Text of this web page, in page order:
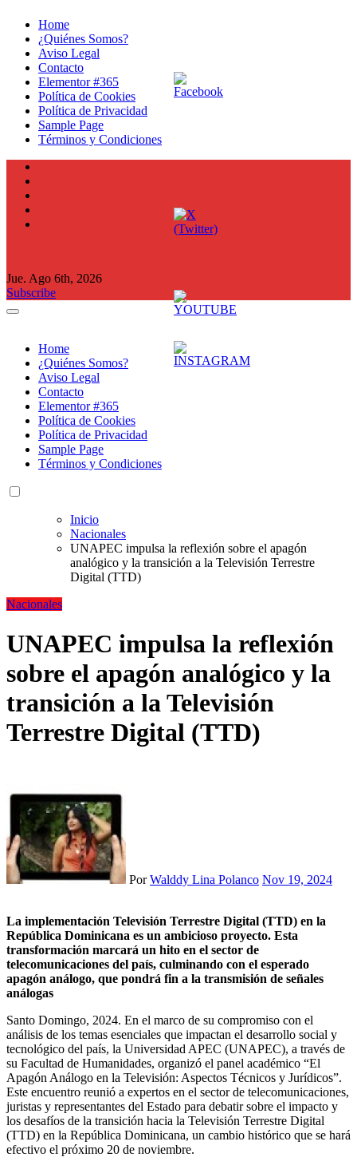
contenido
Home
¿Quiénes Somos?
Aviso Legal
Contacto
Elementor #365
Política de Cookies
Política de Privacidad
Sample Page
Términos y Condiciones
Jue. Ago 6th, 2026
Subscribe
Home
¿Quiénes Somos?
Aviso Legal
Contacto
Elementor #365
Política de Cookies
Política de Privacidad
Sample Page
Términos y Condiciones
Inicio
Nacionales
UNAPEC impulsa la reflexión sobre el apagón
analógico y la transición a la Televisión Terrestre
Digital (TTD)
Nacionales
UNAPEC impulsa la reflexión
sobre el apagón analógico y la
transición a la Televisión
Terrestre Digital (TTD)
PorWalddy Lina Polanco Nov 19, 2024
La implementación Televisión Terrestre Digital (TTD) en la
República Dominicana es un ambicioso proyecto. Esta
transformación marcará un hito en el sector de
telecomunicaciones del país, culminando con el esperado
apagón análogo, que pondrá fin a la transmisión de señales
análogas
Santo Domingo, 2024. En el marco de su compromiso con el
análisis de los temas esenciales que impactan el desarrollo social y
tecnológico del país, la Universidad APEC (UNAPEC), a través de
su Facultad de Humanidades, organizó el panel académico “El
Apagón Análogo en la Televisión: Aspectos Técnicos y Jurídicos”.
Este encuentro reunió a expertos en el sector de telecomunicaciones,
juristas y representantes del Estado para debatir sobre el impacto y
los desafíos de la transición hacia la Televisión Terrestre Digital
(TTD) en la República Dominicana, un cambio histórico que se hará
efectivo el próximo 20 de noviembre.